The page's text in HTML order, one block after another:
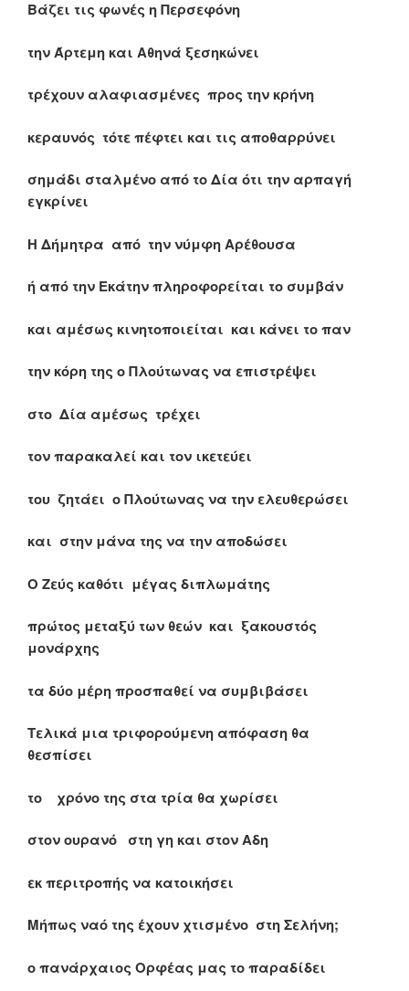
Βάζει τις φωνές η Περσεφόνη
την Άρτεμη και Αθηνά ξεσηκώνει
τρέχουν αλαφιασμένες προς την κρήνη
κεραυνός τότε πέφτει και τις αποθαρρύνει
σημάδι σταλμένο από το Δία ότι την αρπαγή
εγκρίνει
Η Δήμητρα από την νύμφη Αρέθουσα
ή από την Εκάτην πληροφορείται το συμβάν
και αμέσως κινητοποιείται και κάνει το παν
την κόρη της ο Πλούτωνας να επιστρέψει
στο Δία αμέσως τρέχει
τον παρακαλεί και τον ικετεύει
του ζητάει ο Πλούτωνας να την ελευθερώσει
και στην μάνα της να την αποδώσει
Ο Ζεύς καθότι μέγας διπλωμάτης
πρώτος μεταξύ των θεών και ξακουστός
μονάρχης
τα δύο μέρη προσπαθεί να συμβιβάσει
Τελικά μια τριφορούμενη απόφαση θα
θεσπίσει
το χρόνο της στα τρία θα χωρίσει
στον ουρανό στη γη και στον Αδη
εκ περιτροπής να κατοικήσει
Μήπως ναό της έχουν χτισμένο στη Σελήνη;
ο πανάρχαιος Ορφέας μας το παραδίδει